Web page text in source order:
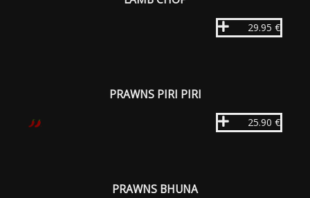
29.95 €
PRAWNS PIRI PIRI
25.90 €
PRAWNS BHUNA